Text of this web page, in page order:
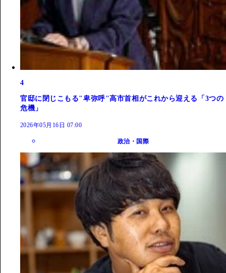
4
官邸に閉じこもる"卑弥呼"高市首相がこれから迎える「3つの
危機」
2026年05月16日 07:00
政治・国際